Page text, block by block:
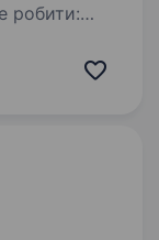
робити